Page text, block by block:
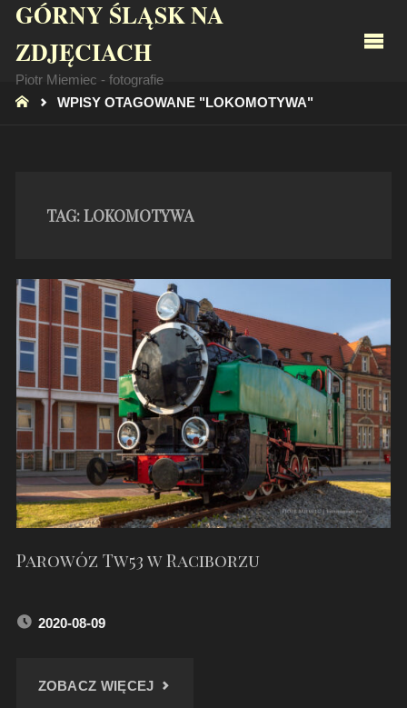
GÓRNY ŚLĄSK NA
ZDJĘCIACH
Piotr Miemiec - fotografie
STRONA
WPISY OTAGOWANE "LOKOMOTYWA"
TAG:LOKOMOTYWA
Parowóz Tw53 w Raciborzu
2020-08-09
ZOBACZ WIĘCEJ"PAROWÓZ